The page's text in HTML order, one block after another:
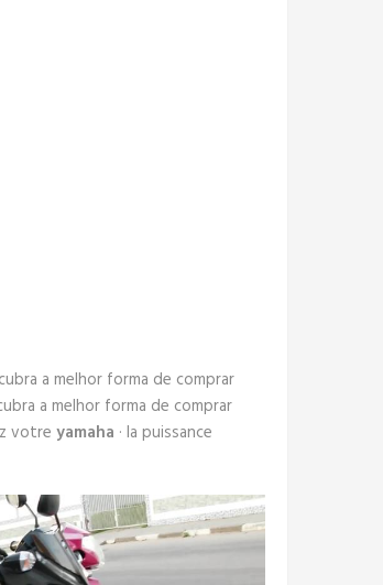
a melhor forma de comprar
a melhor forma de comprar
votre yamaha · la puissance